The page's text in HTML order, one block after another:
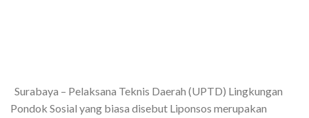
Surabaya – Pelaksana Teknis Daerah (UPTD) Lingkungan
Pondok Sosial yang biasa disebut Liponsos merupakan